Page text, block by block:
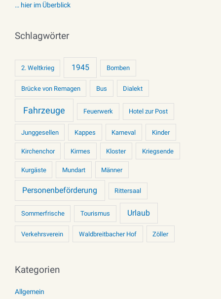
… hier im Überblick
Schlagwörter
2. Weltkrieg 1945 Bomben
Brücke von Remagen Bus Dialekt
Fahrzeuge Feuerwerk Hotel zur Post
Junggesellen Kappes Karneval Kinder
Kirchenchor Kirmes Kloster Kriegsende
Kurgäste Mundart Männer
Personenbeförderung Rittersaal
Sommerfrische Tourismus Urlaub
Verkehrsverein Waldbreitbacher Hof Zöller
Kategorien
Allgemein